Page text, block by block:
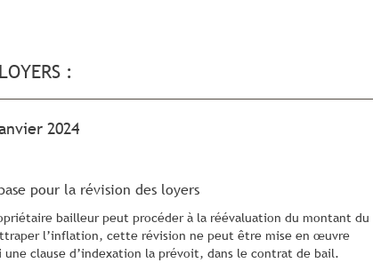
:
2024
pour la révision des loyers
bailleur peut procéder à la réévaluation du montant du
l’inflation, cette révision ne peut être mise en œuvre
une clause d’indexation la prévoit, dans le contrat de bail.